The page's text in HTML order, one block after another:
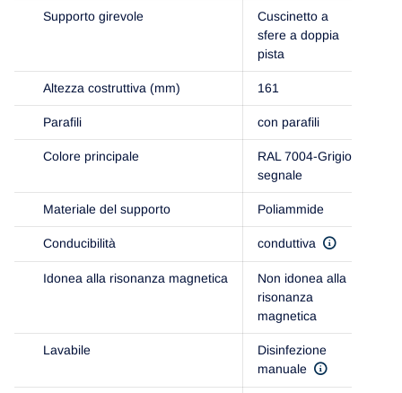
Supporto girevole
Cuscinetto a
sfere a doppia
pista
Altezza costruttiva (mm) 161
Parafili con parafili
Colore principale
RAL 7004-Grigio
segnale
Materiale del supporto Poliammide
Conducibilità conduttiva
Idonea alla risonanza magnetica
Non idonea alla
risonanza
magnetica
Lavabile
Disinfezione
manuale